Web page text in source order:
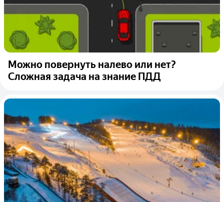
Можно повернуть налево или нет?
Сложная задача на знание ПДД